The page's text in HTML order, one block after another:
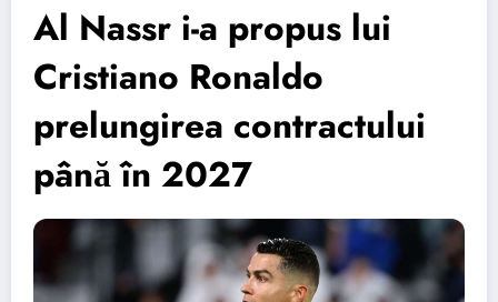
Al Nassr i-a propus lui
Cristiano Ronaldo
prelungirea contractului
până în 2027